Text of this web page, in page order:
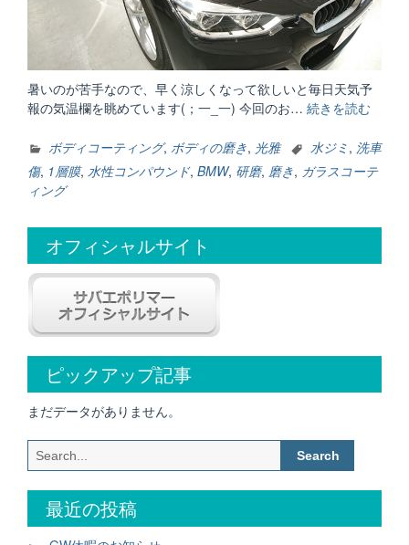
暑いのが苦手なので、早く涼しくなって欲しいと毎日天気予
報の気温欄を眺めています(；一_一) 今回のお… 続きを読む
き
＆
ス
ー
ボディコーティング, ボディの磨き, 光雅 水ジミ, 洗車
傷, 1層膜, 水性コンパウンド, BMW, 研磨, 磨き, ガラスコーテ
ィング
オフィシャルサイト
ピックアップ記事
まだデータがありません。
Search
for:
最近の投稿